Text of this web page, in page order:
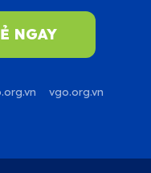
NGAY
vgo.org.vn